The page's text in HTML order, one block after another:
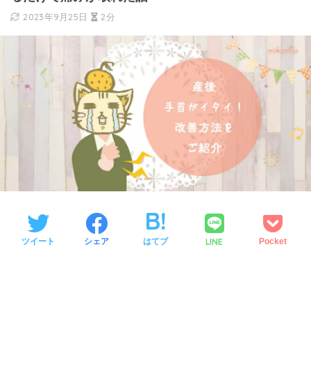
2023年9月25日 2分
ツイート シェア はてブ LINE Pocket